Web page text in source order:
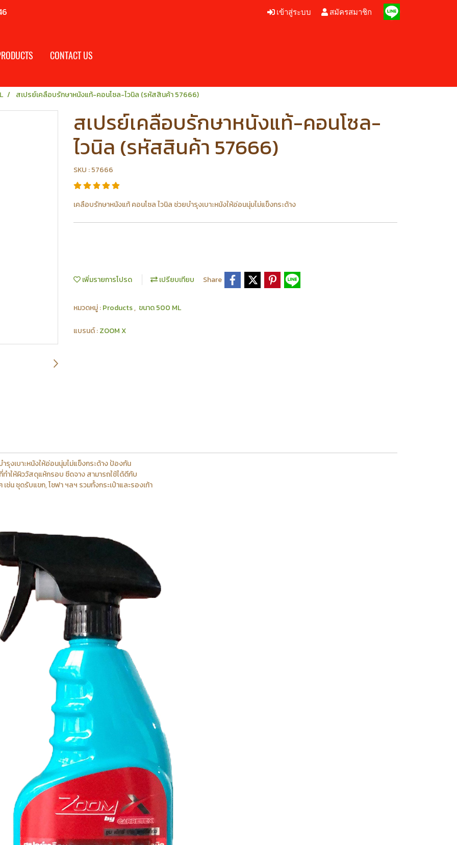
เข้าสู่ระบบ สมัครสมาชิก
CONTACT US
สเปรย์เคลือบรักษาหนังแท้-คอนโซล-ไวนิล (รหัสสินค้า 57666)
สเปรย์เคลือบรักษาหนังแท้-คอนโซล-
ไวนิล (รหัสสินค้า 57666)
SKU : 57666
เคลือบรักษาหนังแท้ คอนโซล ไวนิล ช่วยบำรุงเบาะหนังให้อ่อนนุ่มไม่แข็งกระด้าง
เพิ่มรายการโปรด เปรียบเทียบ Share
หมวดหมู่ :Products, ขนาด 500 ML
แบรนด์ :ZOOM X
งเบาะหนังให้อ่อนนุ่มไม่แข็งกระด้าง ป้องกัน
ให้ผิววัสดุแห้กรอบ ซีดจาง สามารถใช้ได้ดีกับ
ช่น ชุดรับแขก, โชฟา ฯลฯ รวมทั้งกระเป๋าและรองเท้า